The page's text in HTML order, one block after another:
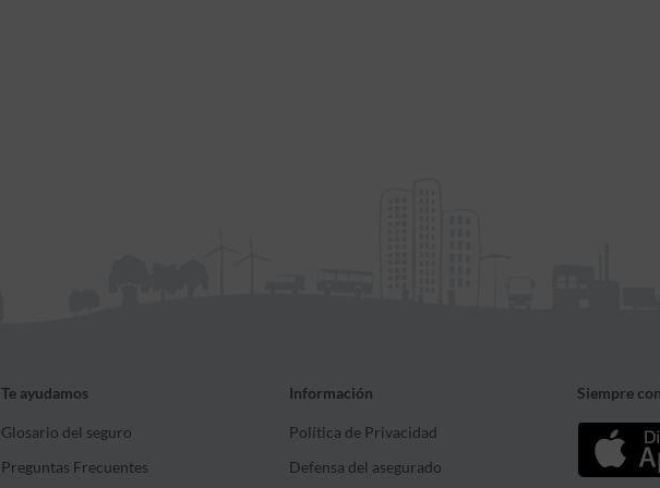
Te ayudamos
Glosario del seguro
Preguntas Frecuentes
Información
Política de Privacidad
Defensa del asegurado
Siempre